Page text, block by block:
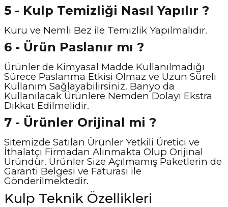
5 - Kulp Temizliği Nasıl Yapılır ?
Kuru ve Nemli Bez ile Temizlik Yapılmalıdır.
6 - Ürün Paslanır mı ?
Ürünler de Kimyasal Madde Kullanılmadığı
Sürece Paslanma Etkisi Olmaz ve Uzun Süreli
Kullanım Sağlayabilirsiniz. Banyo da
Kullanılacak Ürünlere Nemden Dolayı Ekstra
Dikkat Edilmelidir.
7 - Ürünler Orijinal mi ?
Sitemizde Satılan Ürünler Yetkili Üretici ve
İthalatçı Firmadan Alınmakta Olup Orijinal
Üründür. Ürünler Size Açılmamış Paketlerin de
Garanti Belgesi ve Faturası ile
Gönderilmektedir.
Kulp Teknik Özellikleri